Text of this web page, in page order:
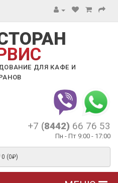
ДЛЯ КАФЕ И
+7 (8442) 66 76 53
Пн - Пт 9:00 - 17:00
0 (0₽)